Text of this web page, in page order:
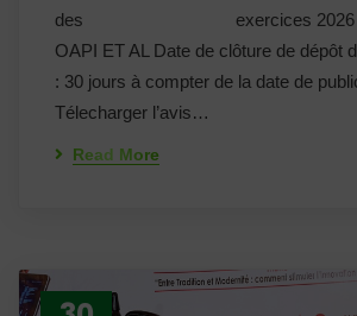
des exercices 2026 à
OAPI ET AL Date de clôture de dépôt
: 30 jours à compter de la date de
Télecharger l’avis…
Read More